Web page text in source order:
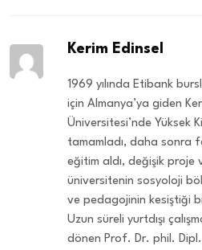
Kerim Edinsel
1969 yılında Etibank
için Almanya’ya giden
Üniversitesi’nde Yüksek
tamamladı, daha sonra
eğitim aldı, değişik proje
üniversitenin sosyoloji
ve pedagojinin kesiştiği
Uzun süreli yurtdışı
dönen Prof. Dr. phil.